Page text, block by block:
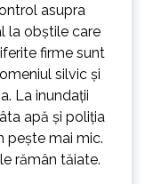
asupra
la obștile care
firme sunt
silvic și
La inundații
apă și poliția
pește mai mic.
rămân tăiate.